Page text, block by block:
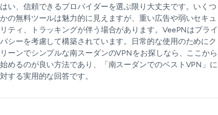
はい、信頼できるプロバイダーを選ぶ限り大丈夫です。いくつ
かの無料ツールは魅力的に見えますが、重い広告や弱いセキュ
リティ、トラッキングが伴う場合があります。VeePNはプライ
バシーを考慮して構築されています。日常的な使用のためにク
リーンでシンプルな南スーダンのVPNをお探しなら、ここから
始めるのが良い方法であり、「南スーダンでのベストVPN」に
対する実用的な回答です。